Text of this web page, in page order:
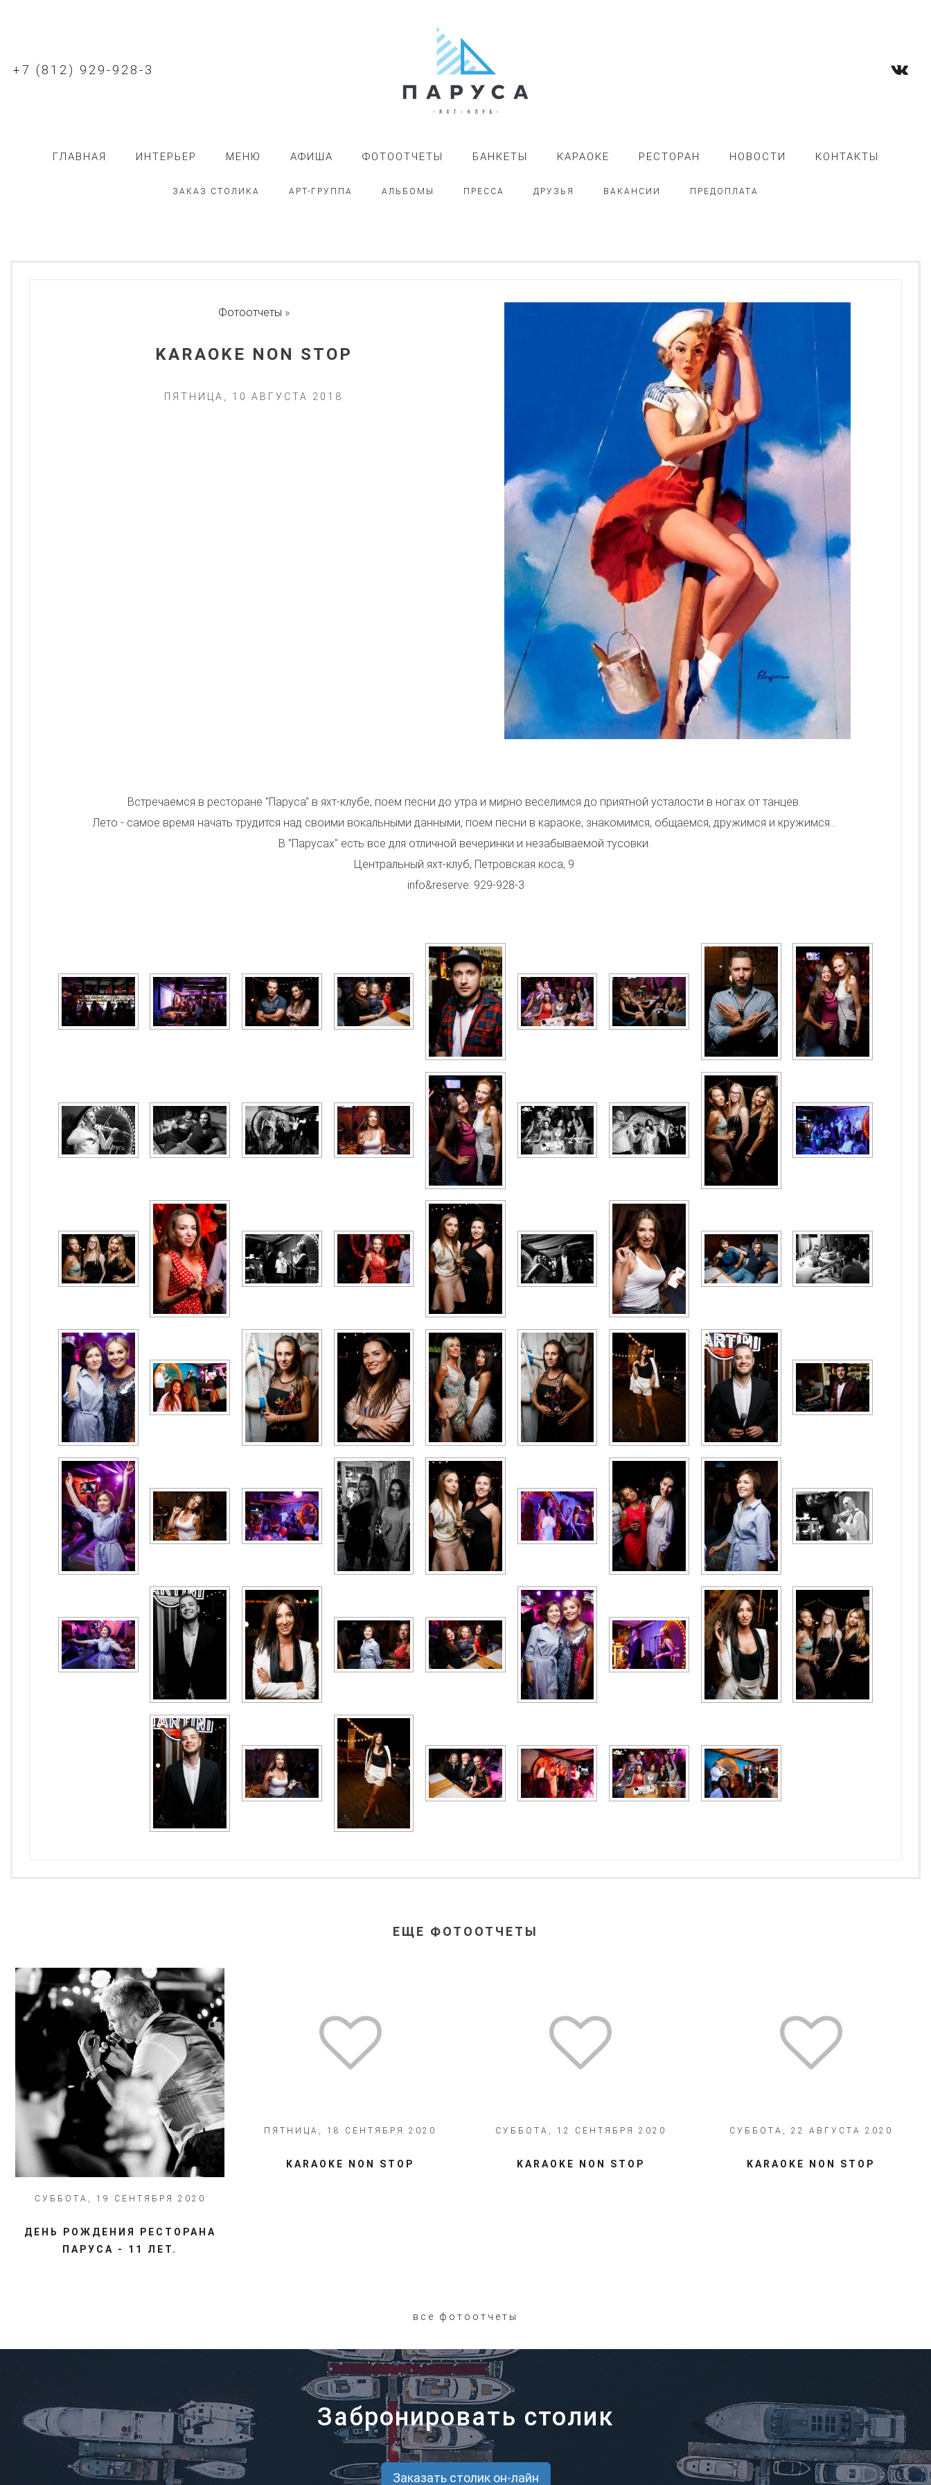
+7 (812) 929-928-3
ГЛАВНАЯ ИНТЕРЬЕР МЕНЮ АФИША ФОТООТЧЕТЫ БАНКЕТЫ КАРАОКЕ РЕСТОРАН НОВОСТИ КОНТАКТЫ
ЗАКАЗ СТОЛИКА АРТ-ГРУППА АЛЬБОМЫ ПРЕССА ДРУЗЬЯ ВАКАНСИИ ПРЕДОПЛАТА
Фотоотчеты »
KARAOKE NON STOP
ПЯТНИЦА, 10 АВГУСТА 2018
Встречаемся в ресторане "Паруса" в яхт-клубе, поем песни до утра и мирно веселимся до приятной усталости в ногах от танцев.
Лето - самое время начать трудится над своими вокальными данными, поем песни в караоке, знакомимся, общаемся, дружимся и кружимся...
В "Парусах" есть все для отличной вечеринки и незабываемой тусовки.
Центральный яхт-клуб, Петровская коса, 9
info&reserve: 929-928-3
ЕЩЕ ФОТООТЧЕТЫ
СУББОТА, 19 СЕНТЯБРЯ 2020
ДЕНЬ РОЖДЕНИЯ РЕСТОРАНА
ПАРУСА - 11 ЛЕТ.
ПЯТНИЦА, 18 СЕНТЯБРЯ 2020
​​​​​​​​KARAOKE NON STOP
СУББОТА, 12 СЕНТЯБРЯ 2020
​​​​​​​​​KARAOKE NON STOP
СУББОТА, 22 АВГУСТА 2020
​​KARAOKE NON STOP
все фотоотчеты
Забронировать столик
Заказать столик он-лайн